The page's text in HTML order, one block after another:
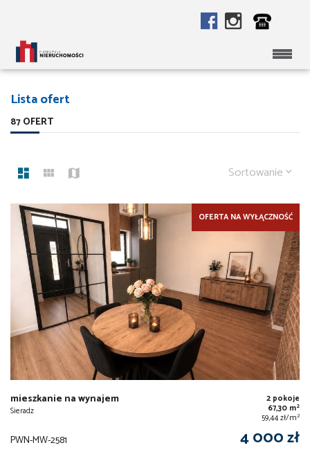
Lista ofert
87 OFERT
Sortowanie
OFERTA NA WYŁĄCZNOŚĆ
mieszkanie na wynajem
Sieradz
2 pokoje
67,30 m2
59,44 zł/m2
PWN-MW-2581 4 000 zł